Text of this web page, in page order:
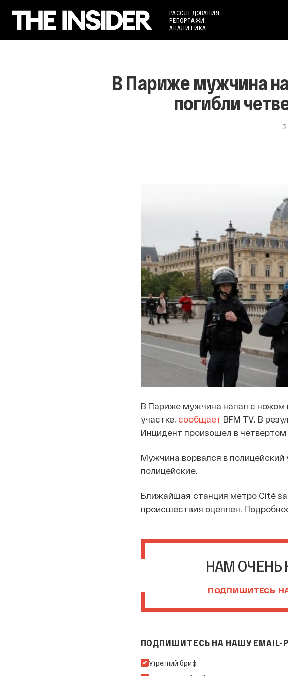
РАССЛЕДОВАНИЯ
РЕПОРТАЖИ
АНАЛИТИКА
В Париже мужчина
погибли
3
В Париже мужчина напал с ножом
участке, сообщает BFM TV. В
Инцидент произошел в четвертом
Мужчина ворвался в полицейский
полицейские.
Ближайшая станция метро Cité
происшествия оцеплен.
НАМ
ПОДПИШИТЕСЬ
ПОДПИШИТЕСЬ НА НАШУ EMAIL-
Подпишитесь на нашу Email-рассылку
Утренний бриф